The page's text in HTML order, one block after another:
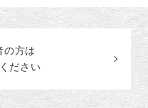
の方は
ださい